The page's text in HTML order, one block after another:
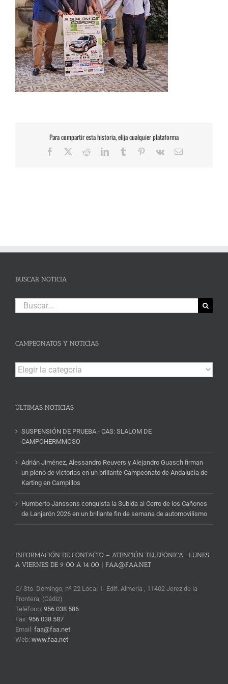
Para compartir esta historia, elija cualquier plataforma
Facebook RedditLinkedInTumblr Pinterest
Vk
Correo
BUSCAR NOTICIA
Buscar:
CAMPEONATOS Y NOTICIAS
Campeonatos
y
ÚLTIMAS NOTICIAS
SUSPENSIÓN DE PRUEBA.- CAS: SLALOM DE
CAMPOHERMMOSO
Adrián Jiménez, Alessandro Reuvers y Alejandro Guasch firman
un pleno de victorias en un brillante Campeonato de Andalucía de
Karting en Campillos
Humberto Janssens conquista la Subida al Cerro de los Cañones
de Lanjarón 2026 en un brillante fin de semana de automovilismo
INFORMACIÓN DE CONTACTO – ATENCIÓN TELEFÓNICA : LUNES
A VIERNES DE 9:00 A 14:00 | FAA@FAA.NET
C/ Sto. Domingo, nº 22 Local 1- Edif. Almería , 11402 Jerez de la
Frontera, (Cádiz)
Teléfono: 956 038 586
Fax: 956 038 587
Email: faa@faa.net
Web: www.faa.net